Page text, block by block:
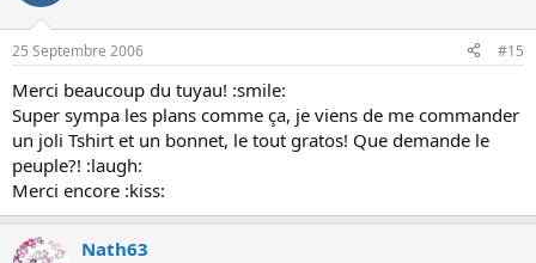
25 Septembre 2006 #15
Merci beaucoup du tuyau! :smile:
Super sympa les plans comme ça, je viens de me commander
un joli Tshirt et un bonnet, le tout gratos! Que demande le
peuple?! :laugh:
Merci encore :kiss:
Nath63